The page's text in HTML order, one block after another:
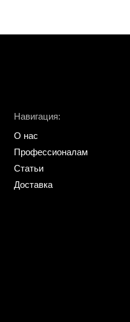
Навигация:
О нас
Профессионалам
Статьи
Доставка